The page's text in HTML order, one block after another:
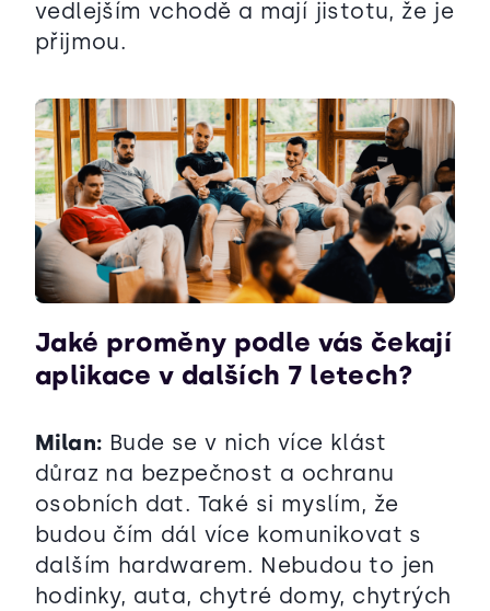
vedlejším vchodě a mají jistotu, že je
přijmou.
Jaké proměny podle vás čekají
aplikace v dalších 7 letech?
Milan: Bude se v nich více klást
důraz na bezpečnost a ochranu
osobních dat. Také si myslím, že
budou čím dál více komunikovat s
dalším hardwarem. Nebudou to jen
hodinky, auta, chytré domy, chytrých